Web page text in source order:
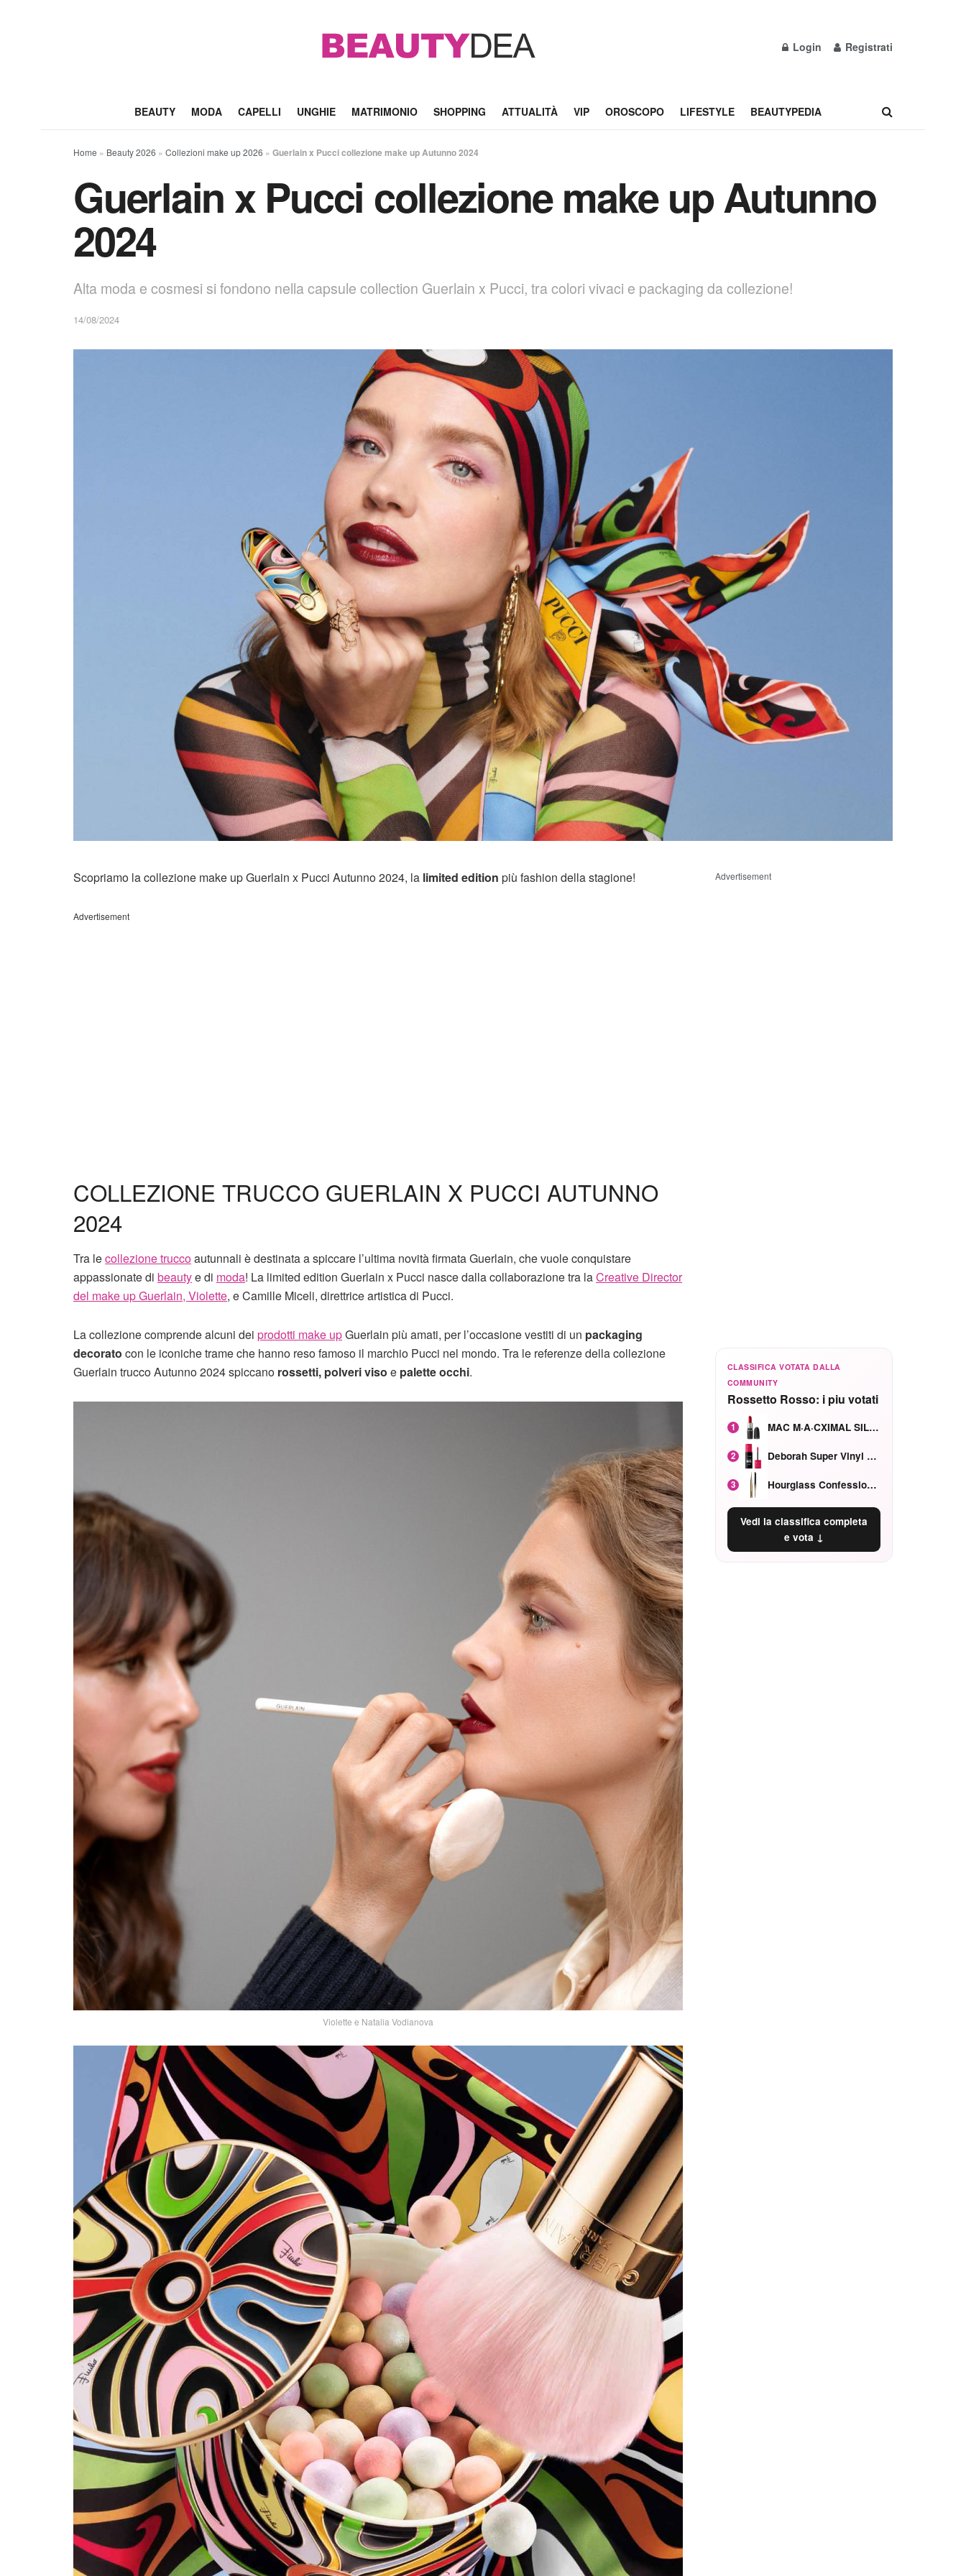
Login Registrati
BEAUTY MODA CAPELLI UNGHIE MATRIMONIO SHOPPING ATTUALITÀ VIP OROSCOPO LIFESTYLE BEAUTYPEDIA
Home » Beauty 2026 » Collezioni make up 2026 » Guerlain x Pucci collezione make up Autunno 2024
Guerlain x Pucci collezione make up Autunno
2024
Alta moda e cosmesi si fondono nella capsule collection Guerlain x Pucci, tra colori vivaci e packaging da collezione!
14/08/2024
Scopriamo la collezione make up Guerlain x Pucci Autunno 2024, la limited edition più fashion della stagione!
Advertisement
COLLEZIONE TRUCCO GUERLAIN X PUCCI AUTUNNO
2024
Tra lecollezione truccoautunnali è destinata a spiccare l’ultima novità firmata Guerlain, che vuole conquistare
appassionate di beautye di moda! La limited edition Guerlain x Pucci nasce dalla collaborazione tra laCreative Director
del make up Guerlain, Violette, e Camille Miceli, direttrice artistica di Pucci.
La collezione comprende alcuni dei prodotti make upGuerlain più amati, per l’occasione vestiti di un packaging
decorato con le iconiche trame che hanno reso famoso il marchio Pucci nel mondo. Tra le referenze della collezione
Guerlain trucco Autunno 2024 spiccano rossetti, polveri viso e palette occhi.
Violette e Natalia Vodianova
Advertisement
CLASSIFICA VOTATA DALLA
COMMUNITY
Rossetto Rosso: i piu votati
1 MAC M·A·CXIMAL SILKY MATTE Red Rock mat
2 Deborah Super Vinyl Shake Rosa Ciliegia
3 Hourglass Confession Ricaricabile Ultra Preciso Ad Alta Intensità Secretly Classic Red
Vedi la classifica completa
e vota ↓